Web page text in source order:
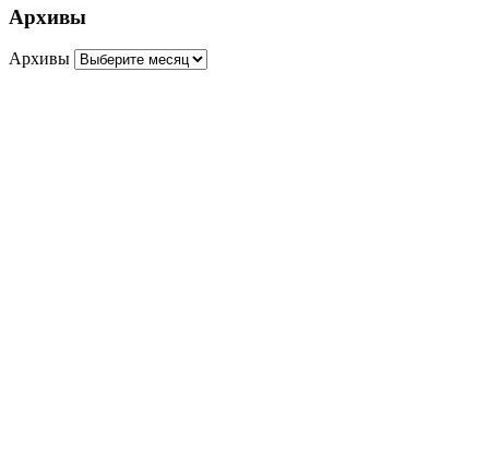
Архивы
Архивы